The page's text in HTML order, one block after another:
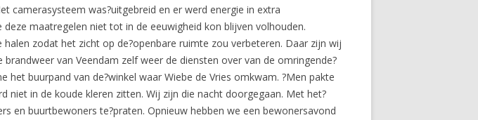
camerasysteem was?uitgebreid en er werd energie in extra
maatregelen niet tot in de eeuwigheid kon blijven volhouden.
zodat het zicht op de?openbare ruimte zou verbeteren. Daar zijn wij
van Veendam zelf weer de diensten over van de omringende?
buurpand van de?winkel waar Wiebe de Vries omkwam. ?Men pakte
in de koude kleren zitten. Wij zijn die nacht doorgegaan. Met het?
en buurtbewoners te?praten. Opnieuw hebben we een bewonersavond